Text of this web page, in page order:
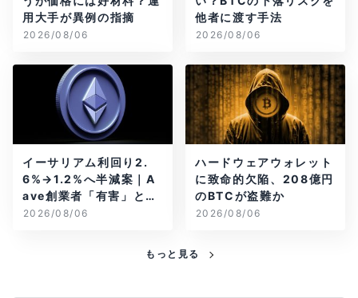
用大手が異例の指摘
2026/08/06
他者に渡す手法
2026/08/06
イーサリアム利回り2.
6%→1.2%へ半減案｜A
ave創業者「有害」と警
告
2026/08/06
ハードウェアウォレット
に致命的欠陥、208億円
のBTCが盗難か
2026/08/06
もっと見る